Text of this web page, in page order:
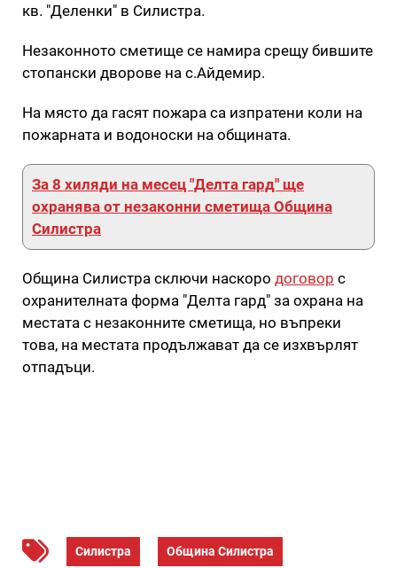
кв. "Деленки" в Силистра.
Незаконното сметище се намира срещу бившите
стопански дворове на с.Айдемир.
На място да гасят пожара са изпратени коли на
пожарната и водоноски на общината.
За 8 хиляди на месец "Делта гард" ще
охранява от незаконни сметища Община
Силистра
Община Силистра сключи наскоро договор с
охранителната форма "Делта гард" за охрана на
местата с незаконните сметища, но въпреки
това, на местата продължават да се изхвърлят
отпадъци.
Силистра Община Силистра